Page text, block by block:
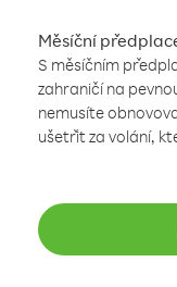
Měsíční
S měsíčním
zahraničí na
nemusíte
ušetřit za volání,